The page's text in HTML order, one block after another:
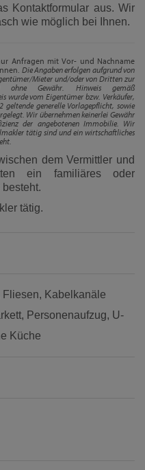
Kontaktformular aus. Wir
wie möglich bei Ihnen.
Anfragen mit Vor- und Nachname
Die Angaben erfolgen aufgrund von
Mieter und/oder von Dritten zur
ohne Gewähr. Hinweis gemäß
wurde vom Eigentümer bzw. Verkäufer,
geltende generelle Vorlagepflicht, sowie
Wir übernehmen keinerlei Gewähr
der angebotenen Immobilie. Wir
tätig sind und ein wirtschaftliches
dem Vermittler und
ein familiäres oder
tätig.
Fliesen
Kabelkanäle
Personenaufzug U-
Küche